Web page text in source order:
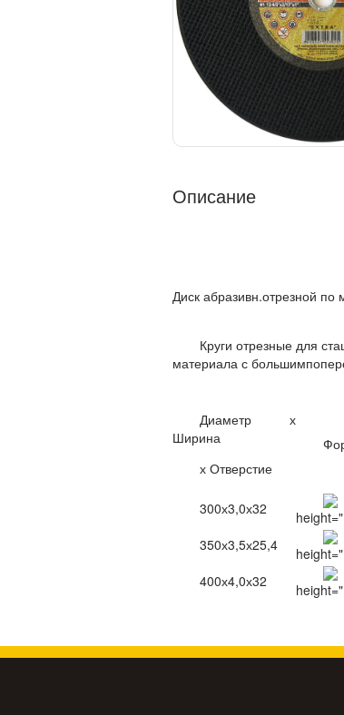
Описание
Диск абразивн.отрезной
Круги отрезные для
материала с
Диаметр х
Ширина
х Отверстие
300х3,0х32
350х3,5х25,4
400х4,0х32